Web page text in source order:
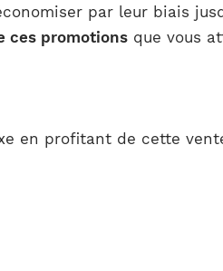
par leur biais
ces promotions que vous
en profitant de cette